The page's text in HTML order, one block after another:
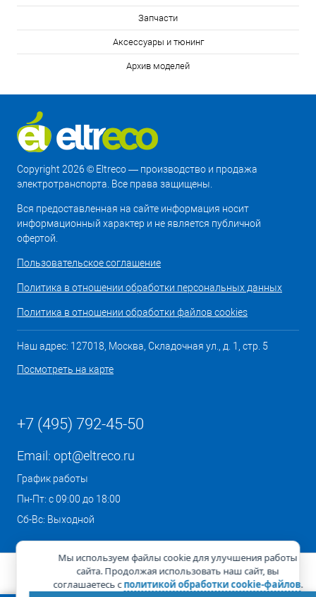
Запчасти
Аксессуары и тюнинг
Архив моделей
Copyright 2026 © Eltreco — производство и продажа
электротранспорта. Все права защищены.
Вся предоставленная на сайте информация носит
информационный характер и не является публичной
офертой.
Пользовательское соглашение
Политика в отношении обработки персональных данных
Политика в отношении обработки файлов cookies
Наш адрес: 127018, Москва, Складочная ул., д. 1, стр. 5
Посмотреть на карте
+7 (495) 792-45-50
Email: opt@eltreco.ru
График работы
Пн-Пт: с 09:00 до 18:00
Сб-Вс: Выходной
Мы используем файлы cookie для улучшения работы
сайта. Продолжая использовать наш сайт, вы
соглашаетесь сполитикой обработки cookie-файлов.